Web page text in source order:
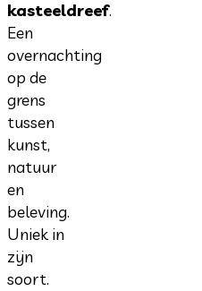
kasteeldreef.
Een
overnachting
op de
grens
tussen
kunst,
natuur
en
beleving.
Uniek in
zijn
soort.